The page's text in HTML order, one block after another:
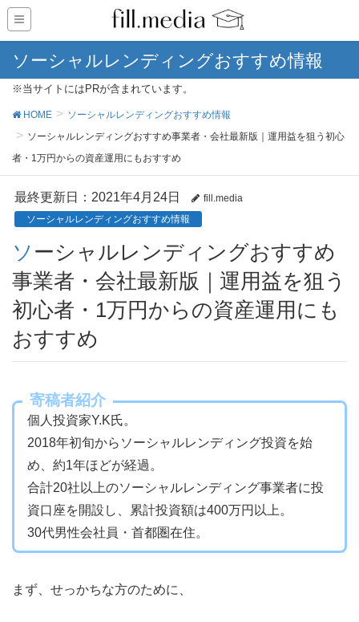
ソーシャルレンディングおすすめ情報
※当サイトにはPRが含まれています。
HOME
ソーシャルレンディングおすすめ情報
ソーシャルレンディングおすすめ事業者・会社最新版｜運用益を狙う初心
者・1万円からの資産運用にもおすすめ
最終更新日：2021年4月24日
fill.media
ソーシャルレンディングおすすめ情報
ソーシャルレンディングおすすめ
事業者・会社最新版｜運用益を狙う
初心者・1万円からの資産運用にも
おすすめ
寄稿者紹介
個人投資家Y.K氏。
2018年初旬からソーシャルレンディング投資を始
め、約1年ほどが経過。
合計20社以上のソーシャルレンディング事業者に投
資口座を開設し、累計投資額は400万円以上。
30代男性会社員・首都圏在住。
まず、せっかちな方のために、